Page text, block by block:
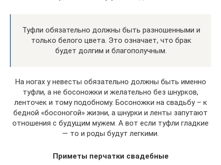
Туфли обязательно должны быть разношенными и
только белого цвета. Это означает, что брак
будет долгим и благополучным.
На ногах у невесты обязательно должны быть именно
туфли, а не босоножки и желательно без шнурков,
ленточек и тому подобному. Босоножки на свадьбу – к
бедной «босоногой» жизни, а шнурки и ленты запутают
отношения с будущим мужем. А вот если туфли гладкие
— то и роды будут легкими.
Приметы перчатки свадебные